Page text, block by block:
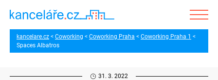
kancelare.cz Coworking Coworking Praha
Coworking Praha 1
Spaces Albatros
31. 3. 2022